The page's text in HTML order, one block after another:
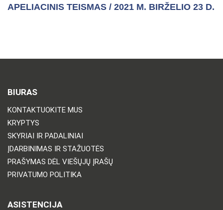
APELIACINIS TEISMAS / 2021 M. BIRŽELIO 23 D.
BIURAS
KONTAKTUOKITE MUS
KRYPTYS
SKYRIAI IR PADALINIAI
ĮDARBINIMAS IR STAŽUOTĖS
PRAŠYMAS DĖL VIEŠŲJŲ ĮRAŠŲ
PRIVATUMO POLITIKA
ASISTENCIJA